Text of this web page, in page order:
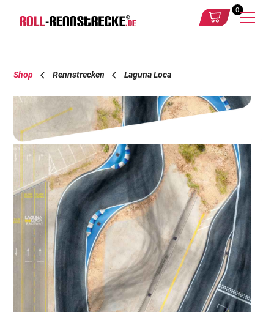
0
Shop Rennstrecken Laguna Loca